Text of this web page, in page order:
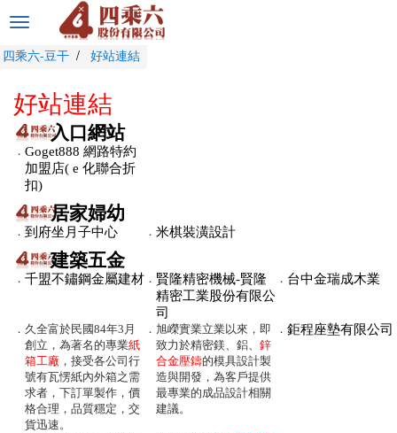
選
切
四乘六-豆干 好站連結
好站連結
入口網站
． Goget888 網路特約
加盟店( e 化聯合折
扣)
居家婦幼
． 到府坐月子中心 ． 米棋裝潢設計
建築五金
． 千盟不鏽鋼金屬建材 ． 賢隆精密機械-賢隆
精密工業股份有限公
司
． 台中金瑞成木業
． 久全富於民國84年3月
創立，為著名的專業紙
箱工廠 ，接受各公司行
號有瓦愣紙內外箱之需
求者，下訂單製作，價
格合理，品質穩定，交
貨迅速。
． 旭嶸實業立業以來，即
致力於精密鎂、鋁、 鋅
合金壓鑄的模具設計製
造與開發，為客戶提供
最專業的成品設計相關
建議。
． 鉅程座墊有限公司